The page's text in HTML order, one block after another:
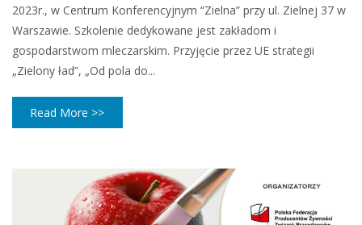
2023r., w Centrum Konferencyjnym “Zielna” przy ul. Zielnej 37 w
Warszawie. Szkolenie dedykowane jest zakładom i
gospodarstwom mleczarskim. Przyjęcie przez UE strategii
„Zielony ład”, „Od pola do...
Read More >>